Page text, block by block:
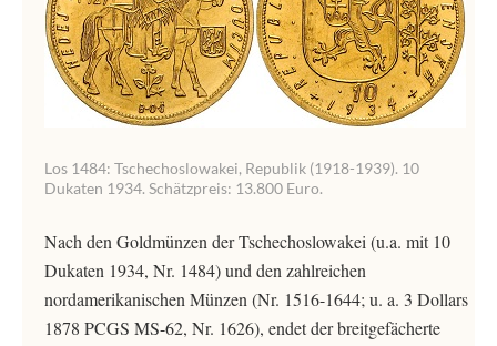
Los 1484: Tschechoslowakei, Republik (1918-1939). 10
Dukaten 1934. Schätzpreis: 13.800 Euro.
Nach den Goldmünzen der Tschechoslowakei (u.a. mit 10
Dukaten 1934, Nr. 1484) und den zahlreichen
nordamerikanischen Münzen (Nr. 1516-1644; u. a. 3 Dollars
1878 PCGS MS-62, Nr. 1626), endet der breitgefächerte